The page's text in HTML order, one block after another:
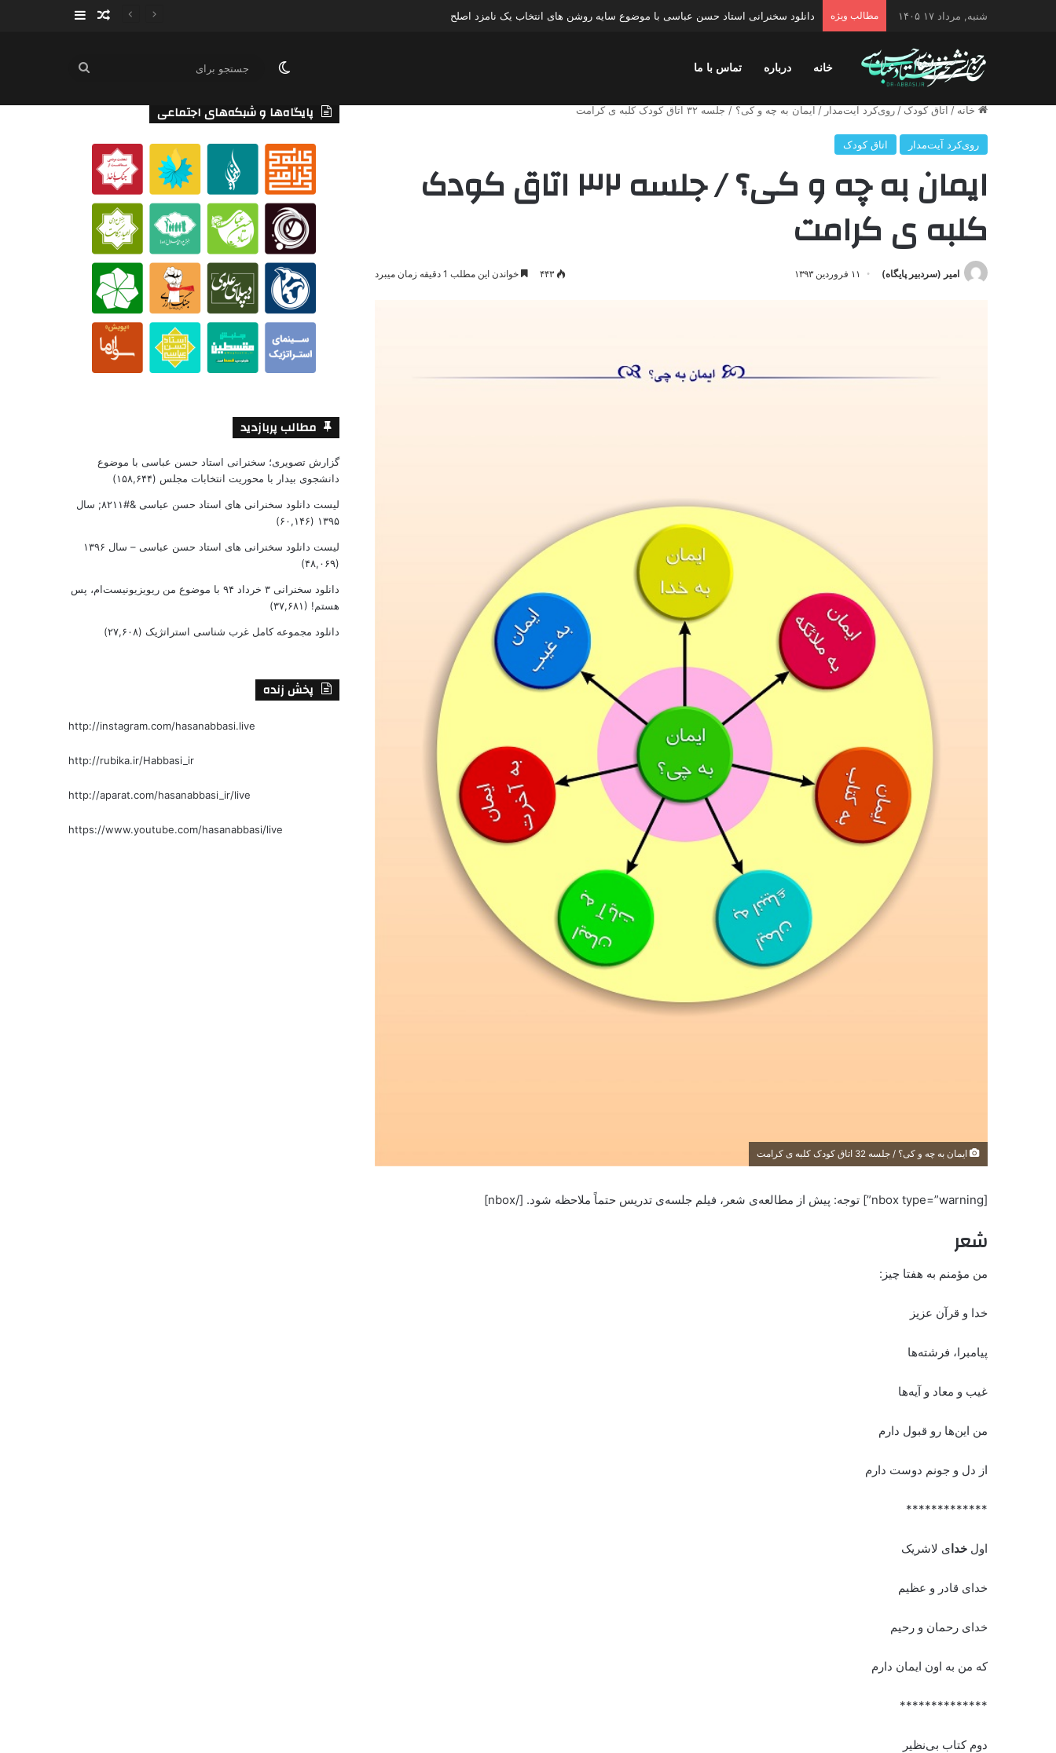
شنبه, مرداد ۱۷ ۱۴۰۵ مطالب ویژه دانلود سخنرانی استاد حسن عباسی با موضوع چهار انتخاب ۱۴۰۰ نوشته تصادفی
سایدبار
خانه درباره تماس با ما تغییر پوسته
جستجو
خانه / اتاق کودک / روی‌کرد آيت‌مدار / ايمان به چه و کی؟ / جلسه ۳۲ اتاق کودک کلبه ی کرامت
روی‌کرد آيت‌مدار اتاق کودک
ايمان به چه و کی؟ / جلسه ۳۲ اتاق کودک
کلبه ی کرامت
امیر (سردبیر پایگاه) ۱۱ فروردین ۱۳۹۳ ۴۴۳ خواندن این مطلب 1 دقیقه زمان میبرد
ايمان به چه و کی؟ / جلسه 32 اتاق کودک کلبه ی کرامت
[nbox type=”warning”] ‌‌‌توجه: پیش از مطالعه‌ی شعر، فیلم جلسه‌ی تدریس حتماً ملاحظه شود. [/nbox]
شعر
من مؤمنم به هفتا چیز:
خدا و قرآن عزیز
پیامبرا، فرشته‌ها
غیب و معاد و آیه‌ها
من این‌ها رو قبول دارم
از دل و جونم دوست دارم
*************
اول خدای لاشریک
خدای قادر و عظیم
خدای رحمان و رحیم
که من به اون ایمان دارم
**************
دوم کتاب بی‌نظیر
پایگاه‌ها و شبکه‌های اجتماعی
مطالب پربازدید
گزارش تصویری؛ سخنرانی استاد حسن عباسی با موضوع
دانشجوی بیدار با محوریت انتخابات مجلس (۱۵۸,۶۴۴)
لیست دانلود سخنرانی های استاد حسن عباسی &#۸۲۱۱; سال
۱۳۹۵ (۶۰,۱۴۶)
لیست دانلود سخنرانی های استاد حسن عباسی – سال ۱۳۹۶
(۴۸,۰۶۹)
دانلود سخنرانی ۳ خرداد ۹۴ با موضوع من ریویزیونیست‌ام، پس
هستم! (۳۷,۶۸۱)
دانلود مجموعه کامل غرب شناسی استراتژیک (۲۷,۶۰۸)
پخش زنده
http://instagram.com/hasanabbasi.live
http://rubika.ir/Habbasi_ir
http://aparat.com/hasanabbasi_ir/live
https://www.youtube.com/hasanabbasi/live